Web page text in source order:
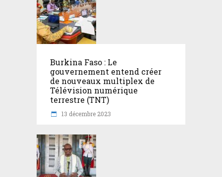
Burkina Faso : Le
gouvernement entend créer
de nouveaux multiplex de
Télévision numérique
terrestre (TNT)
13 décembre 2023